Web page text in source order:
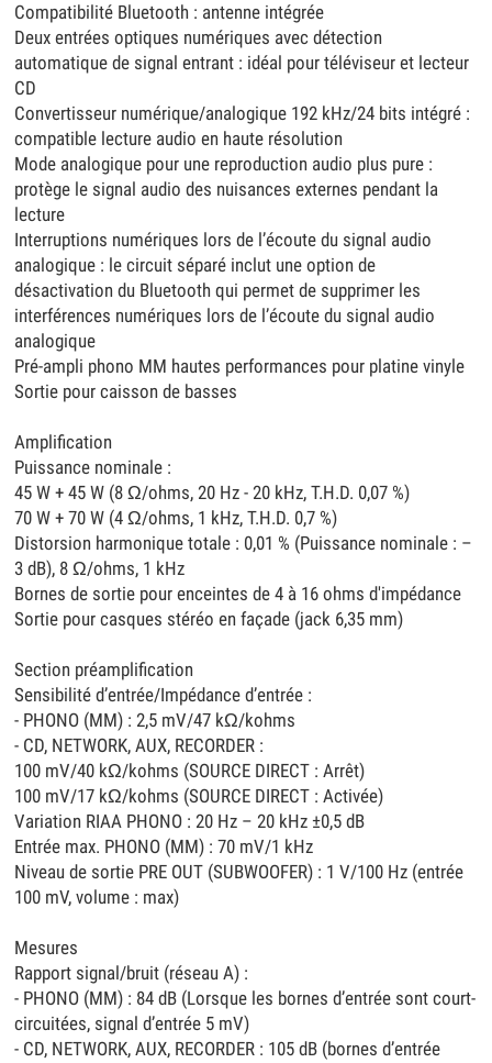
Compatibilité Bluetooth : antenne intégrée
Deux entrées optiques numériques avec détection
automatique de signal entrant : idéal pour téléviseur et lecteur
CD
Convertisseur numérique/analogique 192 kHz/24 bits intégré :
compatible lecture audio en haute résolution
Mode analogique pour une reproduction audio plus pure :
protège le signal audio des nuisances externes pendant la
lecture
Interruptions numériques lors de l’écoute du signal audio
analogique : le circuit séparé inclut une option de
désactivation du Bluetooth qui permet de supprimer les
interférences numériques lors de l’écoute du signal audio
analogique
Pré-ampli phono MM hautes performances pour platine vinyle
Sortie pour caisson de basses
Amplification
Puissance nominale :
45 W + 45 W (8 Ω/ohms, 20 Hz - 20 kHz, T.H.D. 0,07 %)
70 W + 70 W (4 Ω/ohms, 1 kHz, T.H.D. 0,7 %)
Distorsion harmonique totale : 0,01 % (Puissance nominale : –
3 dB), 8 Ω/ohms, 1 kHz
Bornes de sortie pour enceintes de 4 à 16 ohms d'impédance
Sortie pour casques stéréo en façade (jack 6,35 mm)
Section préamplification
Sensibilité d’entrée/Impédance d’entrée :
- PHONO (MM) : 2,5 mV/47 kΩ/kohms
- CD, NETWORK, AUX, RECORDER :
100 mV/40 kΩ/kohms (SOURCE DIRECT : Arrêt)
100 mV/17 kΩ/kohms (SOURCE DIRECT : Activée)
Variation RIAA PHONO : 20 Hz – 20 kHz ±0,5 dB
Entrée max. PHONO (MM) : 70 mV/1 kHz
Niveau de sortie PRE OUT (SUBWOOFER) : 1 V/100 Hz (entrée
100 mV, volume : max)
Mesures
Rapport signal/bruit (réseau A) :
- PHONO (MM) : 84 dB (Lorsque les bornes d’entrée sont court-
circuitées, signal d’entrée 5 mV)
- CD, NETWORK, AUX, RECORDER : 105 dB (bornes d’entrée